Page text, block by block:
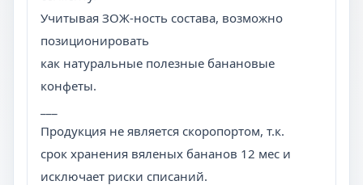
Учитывая ЗОЖ-ность состава, возможно
позиционировать
как натуральные полезные банановые
конфеты.
Продукция не является скоропортом, т.к.
срок хранения вяленых бананов 12 мес и
исключает риски списаний.